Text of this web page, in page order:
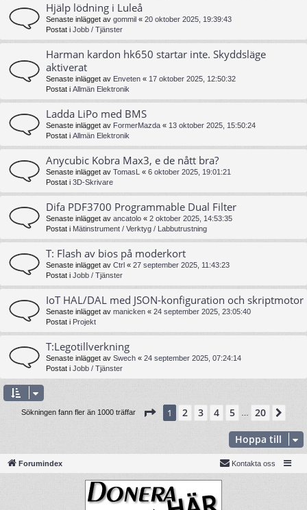
Hjälp lödning i Luleå
Senaste inlägget av gommil « 20 oktober 2025, 19:39:43
Postat i Jobb / Tjänster
Harman kardon hk650 startar inte. Skyddsläge
aktiverat
Senaste inlägget av Enveten « 17 oktober 2025, 12:50:32
Postat i Allmän Elektronik
Ladda LiPo med BMS
Senaste inlägget av FormerMazda « 13 oktober 2025, 15:50:24
Postat i Allmän Elektronik
Anycubic Kobra Max3, e de nått bra?
Senaste inlägget av TomasL « 6 oktober 2025, 19:01:21
Postat i 3D-Skrivare
Difa PDF3700 Programmable Dual Filter
Senaste inlägget av ancatolo « 2 oktober 2025, 14:53:35
Postat i Mätinstrument / Verktyg / Labbutrustning
T: Flash av bios på moderkort
Senaste inlägget av Ctrl « 27 september 2025, 11:43:23
Postat i Jobb / Tjänster
IoT HAL/DAL med JSON-konfiguration och skriptmotor
Senaste inlägget av manicken « 24 september 2025, 23:05:40
Postat i Projekt
T:Legotillverkning
Senaste inlägget av Swech « 24 september 2025, 07:24:14
Postat i Jobb / Tjänster
Sökningen fann fler än 1000 träffar Sida 1av20
1 2 3 4 5 20
Hoppa till
Forumindex Kontakta oss